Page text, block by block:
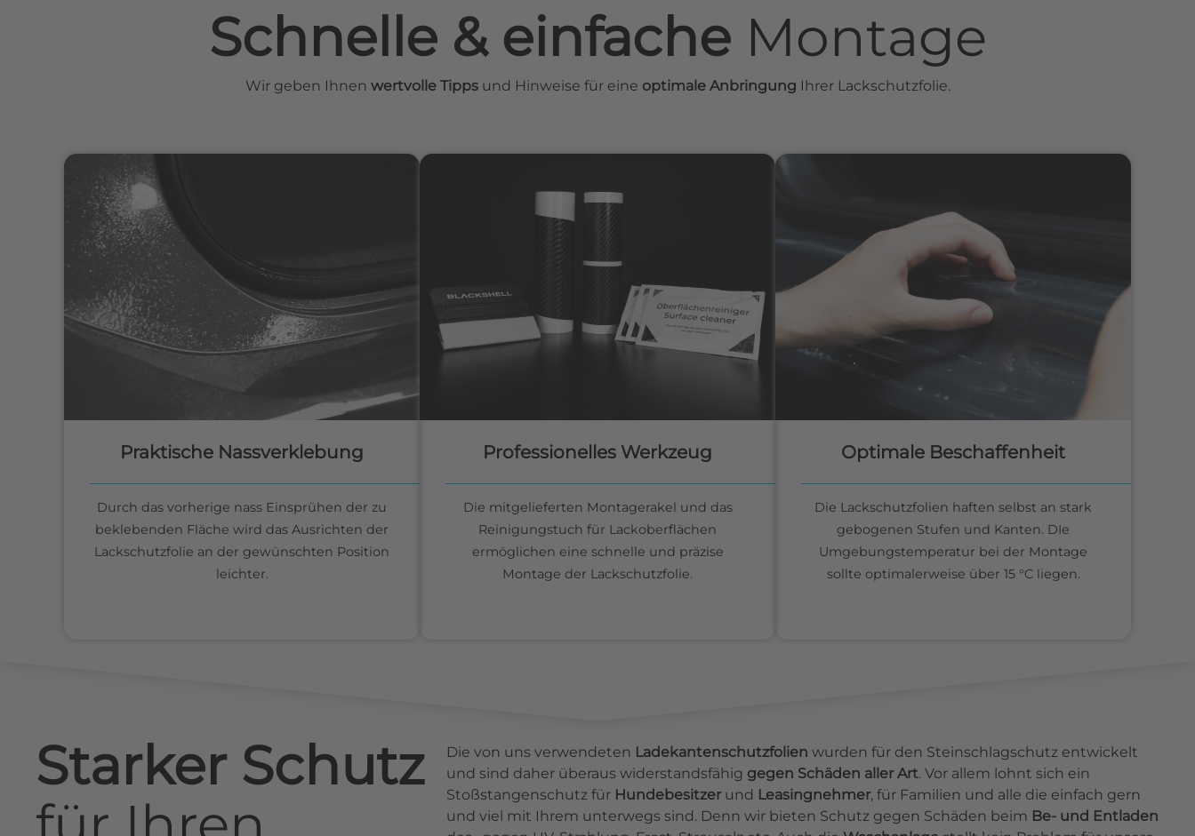
Schnelle & einfacheMontage
Wir geben Ihnen wertvolle Tippsund Hinweise für eine optimale Anbringung Ihrer Lackschutzfolie.
Praktische Nassverklebung
Durch das vorherige nass Einsprühen der zu
beklebenden Fläche wird das Ausrichten der
Lackschutzfolie an der gewünschten Position
leichter.
Professionelles Werkzeug
Die mitgelieferten Montagerakel und das
Reinigungstuch für Lackoberflächen
ermöglichen eine schnelle und präzise
Montage der Lackschutzfolie.
Optimale Beschaffenheit
Die Lackschutzfolien haften selbst an stark
gebogenen Stufen und Kanten. DIe
Umgebungstemperatur bei der Montage
sollte optimalerweise über 15 °C liegen.
Starker Schutz
Die von uns verwendeten Ladekantenschutzfolien wurden für den Steinschlagschutz entwickelt
und sind daher überaus widerstandsfähig gegen Schäden aller Art. Vor allem lohnt sich ein
Stoßstangenschutz für Hundebesitzerund Leasingnehmer, für Familien und alle die einfach gern
und viel mit Ihrem unterwegs sind. Denn wir bieten Schutz gegen Schäden beim Be- und Entladen